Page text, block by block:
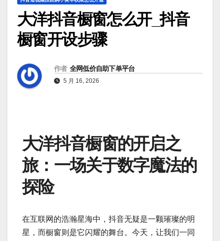
大洋抖音橱窗怎么开_抖音
橱窗开设步骤
作者 全网低价自助下单平台
5 月 16, 2026
大洋抖音橱窗的开启之
旅：一场关于数字魔法的
探险
在互联网的浩瀚星海中，抖音无疑是一颗璀璨的明
星，而橱窗则是它闪耀的舞台。今天，让我们一同